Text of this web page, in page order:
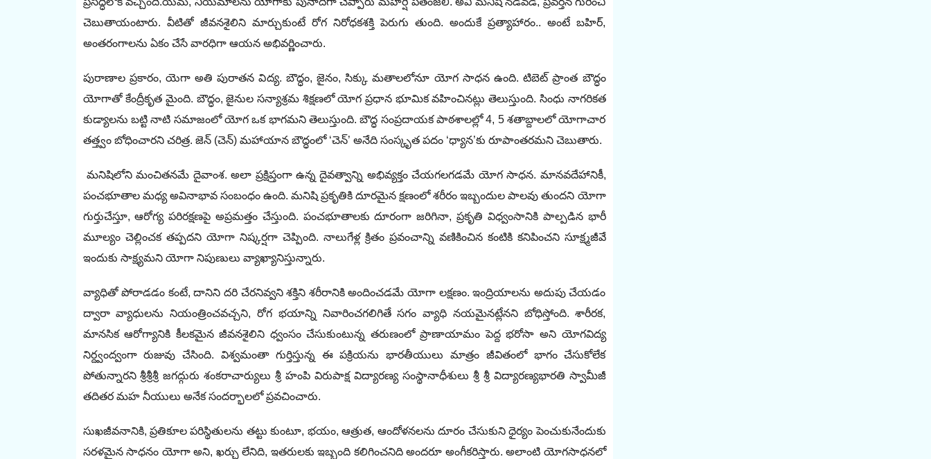
చెబుతాయంటారు. వీటితో జీవనశైలిని మార్చుకుంటే రోగ నిరోధకశక్తి పెరుగు తుంది. అందుకే ప్రత్యాహారం.. అంటే బహిర్‌,
అం‌తరంగాలను ఏకం చేసే వారధిగా ఆయన అభివర్ణించారు.
పురాణాల ప్రకారం, యెగా అతి పురాతన విద్య. బౌద్ధం, జైనం, సిక్కు మతాలలోనూ యోగ సాధన ఉంది. టిబెట్‌ ‌ప్రాంత బౌద్ధం
యోగాతో కేంద్రీకృత మైంది. బౌద్ధం, జైనుల సన్యాశ్రమ శిక్షణలో యోగ ప్రధాన భూమిక వహించినట్లు తెలుస్తుంది. సింధు నాగరికత
కుడ్యాలను బట్టి నాటి సమాజంలో యోగ ఒక భాగమని తెలుస్తుంది. బౌద్ధ సంప్రదాయక పాఠశాలల్లో 4, 5 శతాబ్దాలలో యోగాచార
తత్త్వం బోధించారని చరిత్ర. జెన్‌ (‌చెన్‌) ‌మహాయాన బౌద్ధంలో ‘చెన్‌’ అనేది సంస్కృత పదం ‘ధ్యాన’కు రూపాంతరమని చెబుతారు.
మనిషిలోని మంచితనమే దైవాంశ. అలా ప్రక్షిప్తంగా ఉన్న దైవత్వాన్ని అభివ్యక్తం చేయగలగడమే యోగ సాధన. మానవదేహానికీ,
పంచభూతాల మధ్య అవినాభావ సంబంధం ఉంది. మనిషి ప్రకృతికి దూరమైన క్షణంలో శరీరం ఇబ్బందుల పాలవు తుందని యోగా
గుర్తుచేస్తూ, ఆరోగ్య పరిరక్షణపై అప్రమత్తం చేస్తుంది. పంచభూతాలకు దూరంగా జరిగినా, ప్రకృతి విధ్వంసానికి పాల్పడిన భారీ
మూల్యం చెల్లించక తప్పదని యోగా నిష్కర్షగా చెప్పింది. నాలుగేళ్ల క్రితం ప్రవంచాన్ని వణికించిన కంటికి కనిపించని సూక్ష్మజీవే
ఇందుకు సాక్ష్యమని యోగా నిపుణులు వ్యాఖ్యానిస్తున్నారు.
వ్యాధితో పోరాడడం కంటే, దానిని దరి చేరనివ్వని శక్తిని శరీరానికి అందించడమే యోగా లక్షణం. ఇంద్రియాలను అదుపు చేయడం
ద్వారా వ్యాధులను నియంత్రించవచ్చని, రోగ భయాన్ని నివారించగలిగితే సగం వ్యాధి నయమైనట్లేనని బోధిస్తోంది. శారీరక,
మానసిక ఆరోగ్యానికి కీలకమైన జీవనశైలిని ధ్వంసం చేసుకుంటున్న తరుణంలో ప్రాణాయామం పెద్ద భరోసా అని యోగవిద్య
నిర్ద్వంద్వంగా రుజువు చేసింది. విశ్వమంతా గుర్తిస్తున్న ఈ పక్రియను భారతీయులు మాత్రం జీవితంలో భాగం చేసుకోలేక
పోతున్నారని శ్రీశ్రీశ్రీ జగద్గురు శంకరాచార్యులు శ్రీ హంపి విరుపాక్ష విద్యారణ్య సంస్థానాధీశులు శ్రీ శ్రీ విద్యారణ్యభారతి స్వామీజీ
తదితర మహ నీయులు అనేక సందర్భాలలో ప్రవచించారు.
సుఖజీవనానికి, ప్రతికూల పరిస్థితులను తట్టు కుంటూ, భయం, ఆత్రుత, ఆందోళనలను దూరం చేసుకుని ధైర్యం పెంచుకునేందుకు
సరళమైన సాధనం యోగా అని, ఖర్చు లేనిది, ఇతరులకు ఇబ్బంది కలిగించనిది అందరూ అంగీకరిస్తారు. అలాంటి యోగసాధనలో